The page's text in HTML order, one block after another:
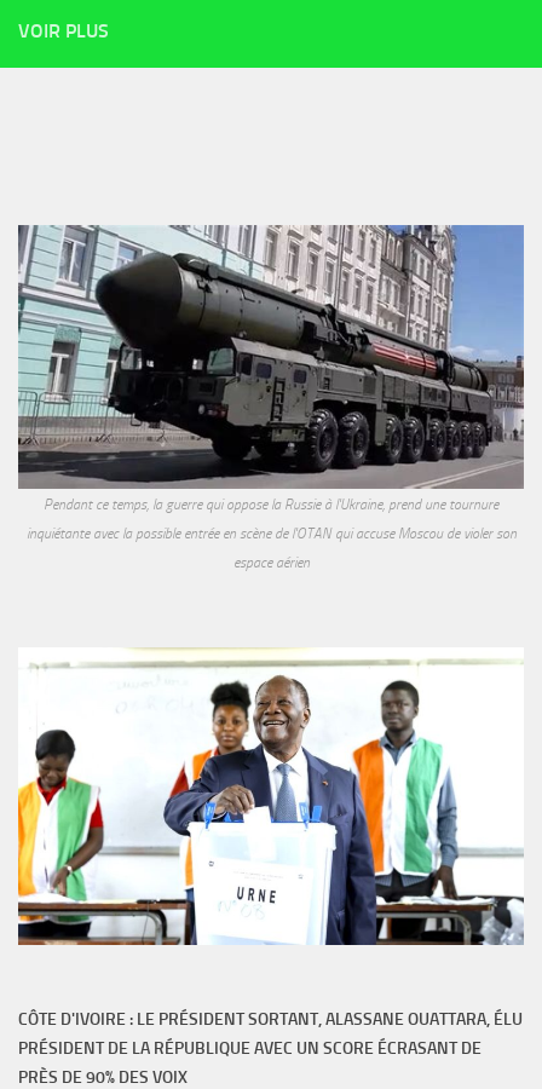
VOIR PLUS
Pendant ce temps, la guerre qui oppose la Russie à l'Ukraine, prend une tournure
inquiétante avec la possible entrée en scène de l'OTAN qui accuse Moscou de violer son
espace aérien
CÔTE D'IVOIRE : LE PRÉSIDENT SORTANT, ALASSANE OUATTARA, ÉLU
PRÉSIDENT DE LA RÉPUBLIQUE AVEC UN SCORE ÉCRASANT DE
PRÈS DE 90% DES VOIX